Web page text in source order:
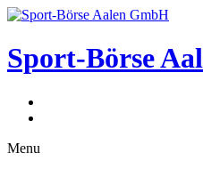
Sport-Börse
Menu